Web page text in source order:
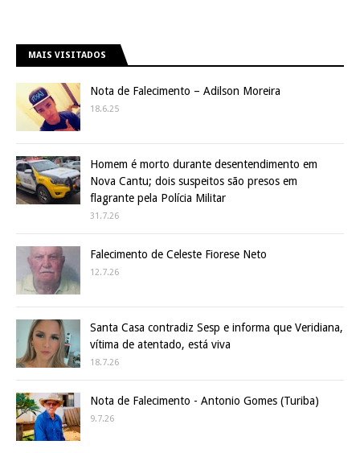
MAIS VISITADOS
Nota de Falecimento – Adilson Moreira
18.6.25
Homem é morto durante desentendimento em
Nova Cantu; dois suspeitos são presos em
flagrante pela Polícia Militar
31.7.26
Falecimento de Celeste Fiorese Neto
12.7.26
Santa Casa contradiz Sesp e informa que Veridiana,
vítima de atentado, está viva
18.7.26
Nota de Falecimento - Antonio Gomes (Turiba)
9.7.26